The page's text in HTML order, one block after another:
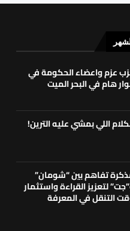
عزم واعضاء الحكومة في
هام في البحر الميت
اللي بمشي عليه الترين!
تفاهم بين “شومان”
لتعزيز القراءة واستثمار
التنقل في المعرفة